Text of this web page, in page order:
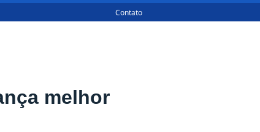
Contato
melhor